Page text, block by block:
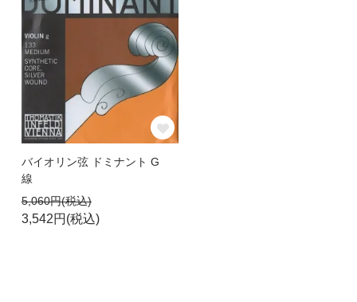
バイオリン弦 ドミナント G
線
5,060円(税込)
3,542円(税込)